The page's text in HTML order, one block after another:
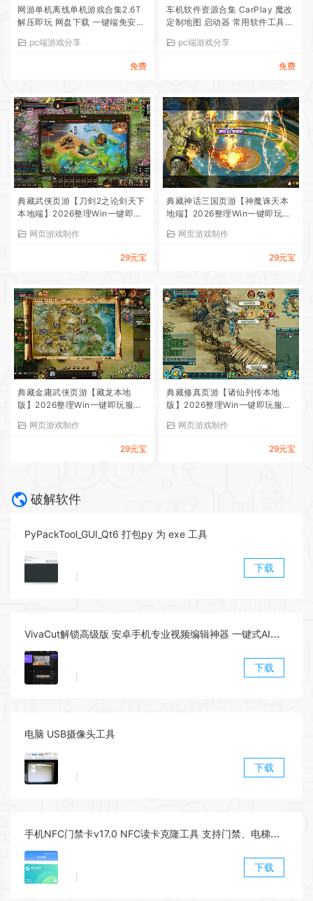
网游单机离线单机游戏合集2.6T
解压即玩 网盘下载 一键端免安装
pc端游戏分享
免费
车机软件资源合集 CarPlay 魔改
定制地图 启动器 常用软件工具合
pc端游戏分享
免费
典藏武侠页游【刀剑2之论剑天下
本地端】2026整理Win一键即玩
【站长亲测】
网页游戏制作
29元宝
典藏神话三国页游【神魔诛天本
地端】2026整理Win一键即玩服
网页游戏制作
29元宝
典藏金庸武侠页游【藏龙本地
版】2026整理Win一键即玩服务
亲测】网页游戏制作
29元宝
典藏修真页游【诸仙列传本地
版】2026整理Win一键即玩服务
亲测】网页游戏制作
29元宝
破解软件
PyPackTool_GUI_Qt6 打包py 为 exe 工具
下载
VivaCut解锁高级版 安卓手机专业视频编辑神器 一键式AI加持
下载
电脑 USB摄像头工具
下载
手机NFC门禁卡v17.0 NFC读卡克隆工具 支持门禁、电梯、公交等
下载